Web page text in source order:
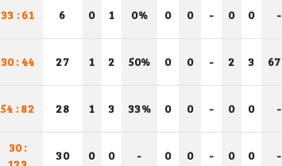
33 : 61 6 0 1 0% 0 0 - 0 0 -
30 : 44 27 1 2 50% 0 0 - 2 3
54 : 82 28 1 3 33% 0 0 - 0 0 -
30 :
30 0 0 - 0 0 - 0 0 -